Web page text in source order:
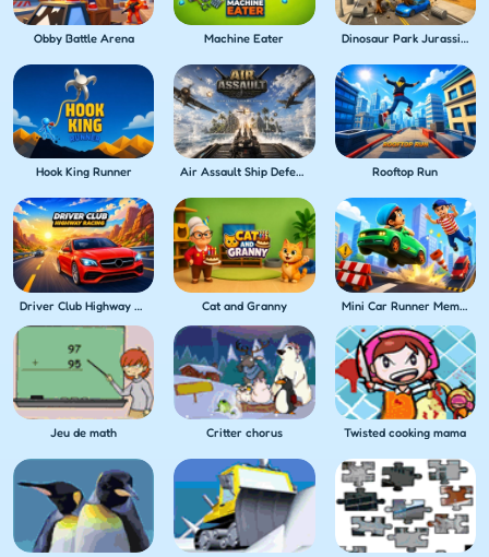
Obby Battle Arena Machine Eater Dinosaur Park Jurassic Dino World
Hook King Runner Air Assault Ship Defense Rooftop Run
Driver Club Highway Racing Cat and Granny Mini Car Runner Meme Games
Jeu de math Critter chorus Twisted cooking mama